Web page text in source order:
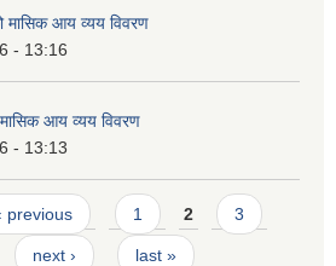
मासिक आय व्यय विवरण
- 13:16
आय व्यय विवरण
- 13:13
previous 1 2 3
next › last »